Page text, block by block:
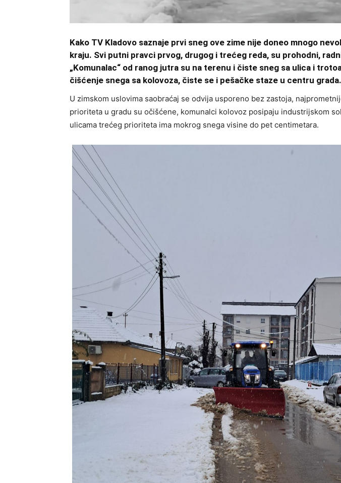
Kako TV Kladovo saznaje prvi sneg ove zime nije doneo mnogo
kraju. Svi putni pravci prvog, drugog i trećeg reda, su prohodni,
„Komunalac“ od ranog jutra su na terenu i čiste sneg sa ulica i
čišćenje snega sa kolovoza, čiste se i pešačke staze u centru grada.
U zimskom uslovima saobraćaj se odvija usporeno bez zastoja,
prioriteta u gradu su očišćene, komunalci kolovoz posipaju industrijskom
ulicama trećeg prioriteta ima mokrog snega visine do pet centimetara.